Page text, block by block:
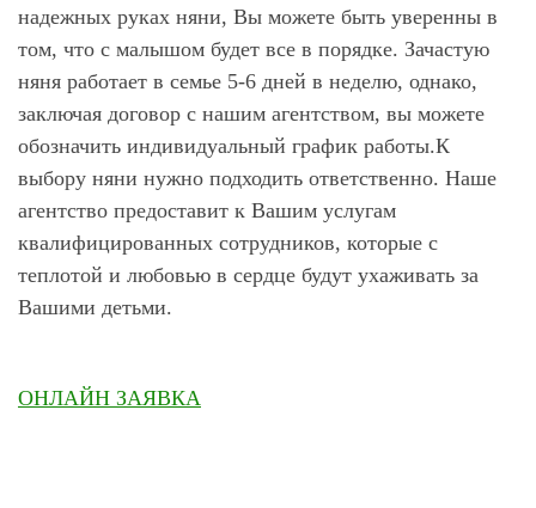
надежных руках няни, Вы можете быть уверенны в
том, что с малышом будет все в порядке. Зачастую
няня работает в семье 5-6 дней в неделю, однако,
заключая договор с нашим агентством, вы можете
обозначить индивидуальный график работы.К
выбору няни нужно подходить ответственно. Наше
агентство предоставит к Вашим услугам
квалифицированных сотрудников, которые с
теплотой и любовью в сердце будут ухаживать за
Вашими детьми.
ОНЛАЙН ЗАЯВКА